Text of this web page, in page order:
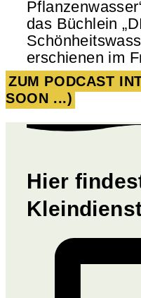
das Büchlein
erschienen im
ZUM PODCAST
SOON ...)
Hier